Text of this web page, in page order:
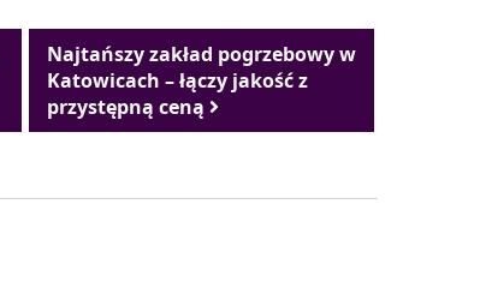
Najtańszy zakład pogrzebowy w
Katowicach – łączy jakość z
przystępną ceną